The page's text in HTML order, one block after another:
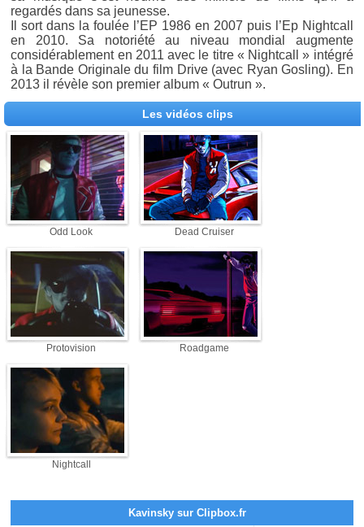
regardés dans sa jeunesse.
Il sort dans la foulée l’EP 1986 en 2007 puis l’Ep Nightcall
en 2010. Sa notoriété au niveau mondial augmente
considérablement en 2011 avec le titre « Nightcall » intégré
à la Bande Originale du film Drive (avec Ryan Gosling). En
2013 il révèle son premier album « Outrun ».
Les vidéos clips
Odd Look Dead Cruiser
Protovision Roadgame
Nightcall
Kavinsky sur Clipbox.fr